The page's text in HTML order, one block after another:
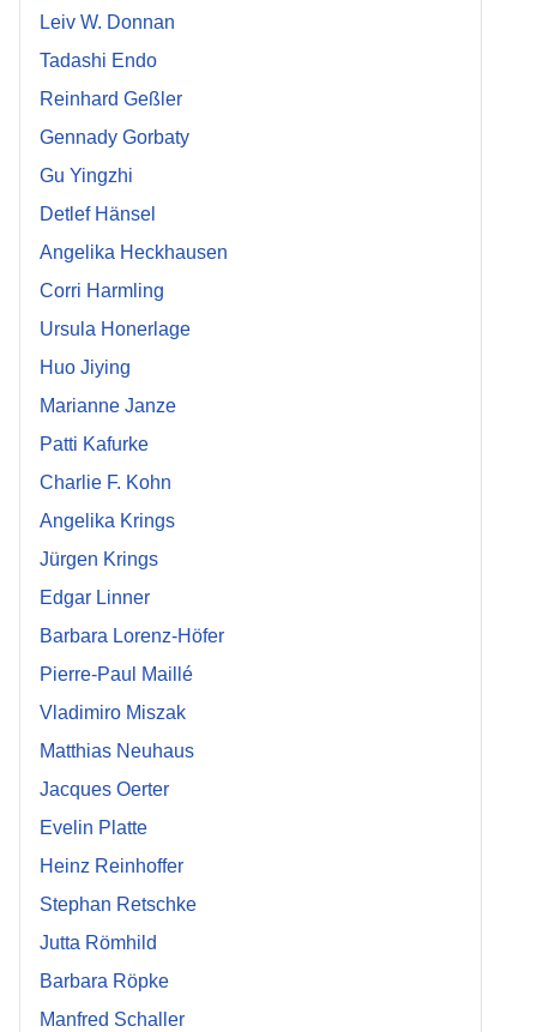
Leiv W. Donnan
Tadashi Endo
Reinhard Geßler
Gennady Gorbaty
Gu Yingzhi
Detlef Hänsel
Angelika Heckhausen
Corri Harmling
Ursula Honerlage
Huo Jiying
Marianne Janze
Patti Kafurke
Charlie F. Kohn
Angelika Krings
Jürgen Krings
Edgar Linner
Barbara Lorenz-Höfer
Pierre-Paul Maillé
Vladimiro Miszak
Matthias Neuhaus
Jacques Oerter
Evelin Platte
Heinz Reinhoffer
Stephan Retschke
Jutta Römhild
Barbara Röpke
Manfred Schaller